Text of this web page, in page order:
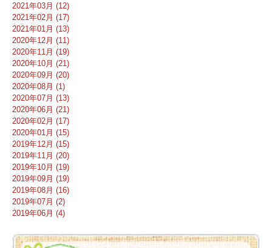
2021年03月 (12)
2021年02月 (17)
2021年01月 (13)
2020年12月 (11)
2020年11月 (19)
2020年10月 (21)
2020年09月 (20)
2020年08月 (1)
2020年07月 (13)
2020年06月 (21)
2020年02月 (17)
2020年01月 (15)
2019年12月 (15)
2019年11月 (20)
2019年10月 (19)
2019年09月 (19)
2019年08月 (16)
2019年07月 (2)
2019年06月 (4)